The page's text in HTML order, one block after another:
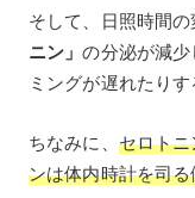
そして、日照時間
ニン」の分泌が減少
ミングが遅れたりす
ちなみに、 セロト
ンは体内時計を司